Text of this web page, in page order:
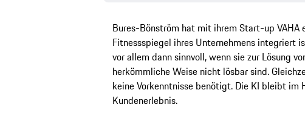
Bures-Bönström hat mit ihrem Start-up
Fitnessspiegel ihres Unternehmens integriert
vor allem dann sinnvoll, wenn sie zur Lösung
herkömmliche Weise nicht lösbar sind.
keine Vorkenntnisse benötigt. Die KI bleibt im
Kundenerlebnis.